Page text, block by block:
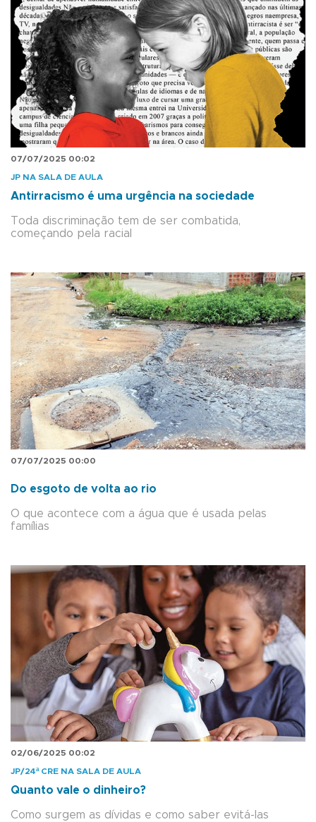
07/07/2025 00:02
JP NA SALA DE AULA
Antirracismo é uma urgência na sociedade
Toda discriminação tem de ser combatida,
começando pela racial
07/07/2025 00:00
Do esgoto de volta ao rio
O que acontece com a água que é usada pelas
famílias
02/06/2025 00:02
JP/24ª CRE NA SALA DE AULA
Quanto vale o dinheiro?
Como surgem as dívidas e como saber evitá-las